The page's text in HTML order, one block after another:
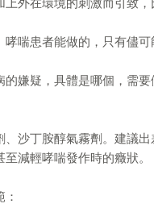
外在環境的刺激而引致，
喘患者能做的，只有儘
嫌疑，具體是哪個，需
沙丁胺醇氣霧劑。建議
減輕哮喘發作時的癥狀。